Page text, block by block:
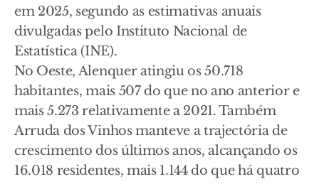
em 2025, segundo as estimativas anuais
divulgadas pelo Instituto Nacional de
Estatística (INE).
No Oeste, Alenquer atingiu os 50.718
habitantes, mais 507 do que no ano anterior e
mais 5.273 relativamente a 2021. Também
Arruda dos Vinhos manteve a trajectória de
crescimento dos últimos anos, alcançando os
16.018 residentes, mais 1.144 do que há quatro